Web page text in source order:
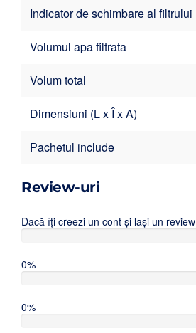
Indicator de schimbare al filtrului
Volumul apa filtrata
Volum total
Dimensiuni (L x Î x A)
Pachetul include
Review-uri
Dacă îți creezi un cont și lași un
0%
0%